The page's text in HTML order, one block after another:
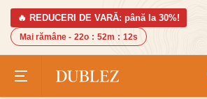
🔥 REDUCERI DE VARĂ: până la 30%!
Mai rămâne - 22o : 52m : 11s